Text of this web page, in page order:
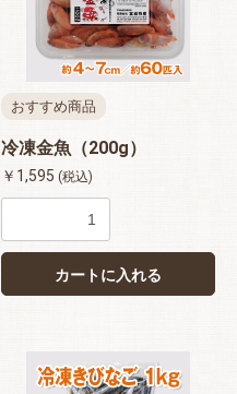
おすすめ商品
冷凍金魚（200g）
￥1,595 (税込)
カートに入れる